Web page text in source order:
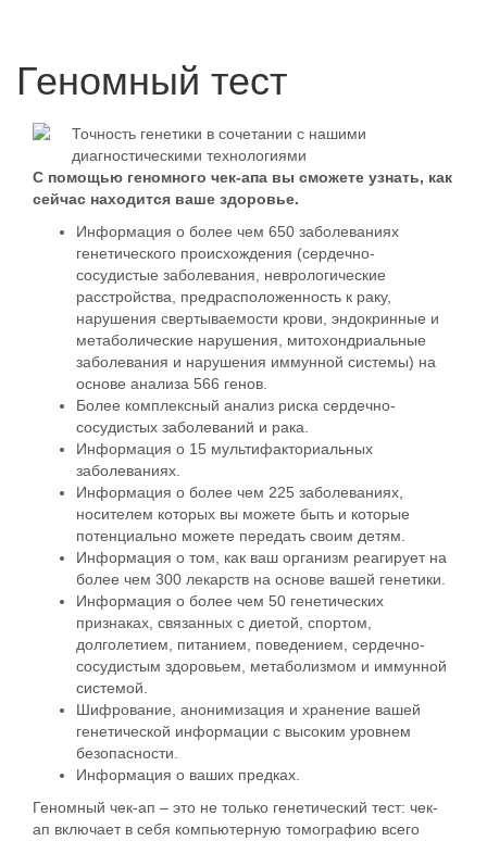
Геномный тест
Точность генетики в сочетании с нашими
диагностическими технологиями
С помощью геномного чек-апа вы сможете узнать, как
сейчас находится ваше здоровье.
Информация о более чем 650 заболеваниях
генетического происхождения (сердечно-
сосудистые заболевания, неврологические
расстройства, предрасположенность к раку,
нарушения свертываемости крови, эндокринные и
метаболические нарушения, митохондриальные
заболевания и нарушения иммунной системы) на
основе анализа 566 генов.
Более комплексный анализ риска сердечно-
сосудистых заболеваний и рака.
Информация о 15 мультифакториальных
заболеваниях.
Информация о более чем 225 заболеваниях,
носителем которых вы можете быть и которые
потенциально можете передать своим детям.
Информация о том, как ваш организм реагирует на
более чем 300 лекарств на основе вашей генетики.
Информация о более чем 50 генетических
признаках, связанных с диетой, спортом,
долголетием, питанием, поведением, сердечно-
сосудистым здоровьем, метаболизмом и иммунной
системой.
Шифрование, анонимизация и хранение вашей
генетической информации с высоким уровнем
безопасности.
Информация о ваших предках.
Геномный чек-ап – это не только генетический тест: чек-
ап включает в себя компьютерную томографию всего